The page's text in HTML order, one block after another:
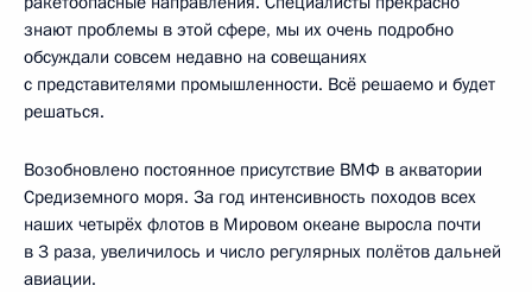
знают проблемы в этой сфере, мы их очень подробно
обсуждали совсем недавно на совещаниях
с представителями промышленности. Всё решаемо и будет
решаться.
Возобновлено постоянное присутствие ВМФ в акватории
Средиземного моря. За год интенсивность походов всех
наших четырёх флотов в Мировом океане выросла почти
в 3 раза, увеличилось и число регулярных полётов дальней
авиации.